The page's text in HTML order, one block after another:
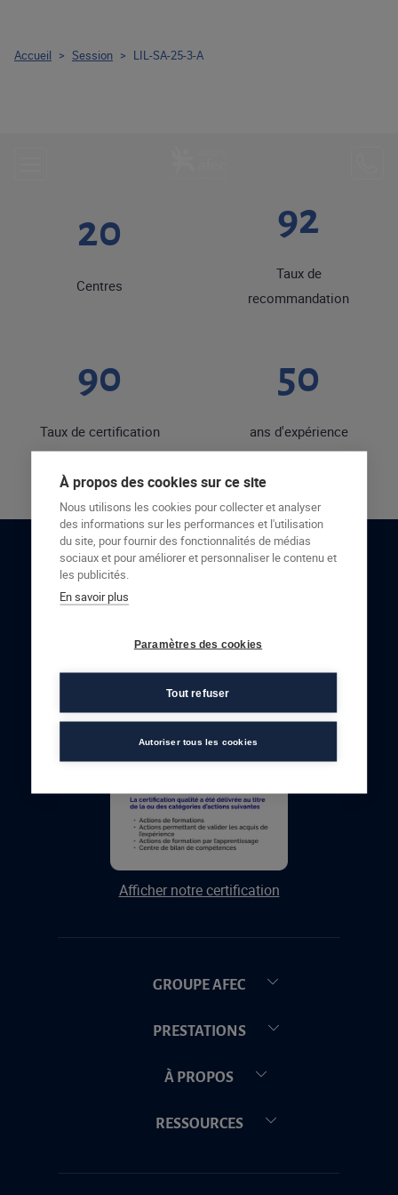
20
Centres
92
Taux de
recommandation
90
Taux de certification
50
ans d'expérience
RESTONS EN CONTACT
Afficher notre certification
GROUPE AFEC
PRESTATIONS
À PROPOS
RESSOURCES
Accueil > Session > LIL-SA-25-3-A
À propos des cookies sur ce site
Nous utilisons les cookies pour collecter et analyser
des informations sur les performances et l'utilisation
du site, pour fournir des fonctionnalités de médias
sociaux et pour améliorer et personnaliser le contenu et
les publicités.
En savoir plus
Paramètres des cookies
Tout refuser
Autoriser tous les cookies